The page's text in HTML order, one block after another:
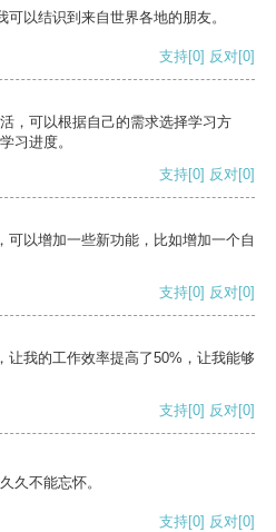
以结识到来自世界各地的朋友。
支持[0] 反对[0]
，可以根据自己的需求选择学习方
习进度。
支持[0] 反对[0]
可以增加一些新功能，比如增加一个自
支持[0] 反对[0]
让我的工作效率提高了50%，让我能够
支持[0] 反对[0]
久不能忘怀。
支持[0] 反对[0]